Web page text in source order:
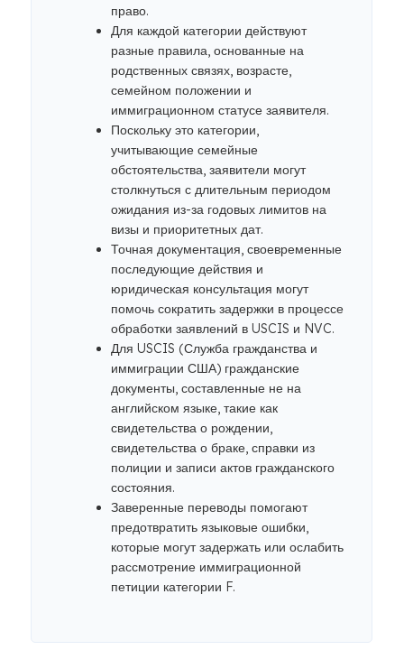
право.
Для каждой категории действуют
разные правила, основанные на
родственных связях, возрасте,
семейном положении и
иммиграционном статусе заявителя.
Поскольку это категории,
учитывающие семейные
обстоятельства, заявители могут
столкнуться с длительным периодом
ожидания из-за годовых лимитов на
визы и приоритетных дат.
Точная документация, своевременные
последующие действия и
юридическая консультация могут
помочь сократить задержки в процессе
обработки заявлений в USCIS и NVC.
Для USCIS (Служба гражданства и
иммиграции США) гражданские
документы, составленные не на
английском языке, такие как
свидетельства о рождении,
свидетельства о браке, справки из
полиции и записи актов гражданского
состояния.
Заверенные переводы помогают
предотвратить языковые ошибки,
которые могут задержать или ослабить
рассмотрение иммиграционной
петиции категории F.